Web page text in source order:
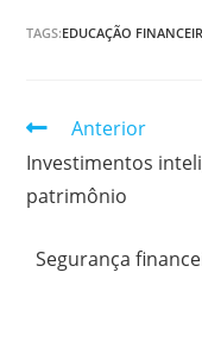
TAGS:EDUCAÇÃO
Continuar
lendo
Anterior
Investimentos
patrimônio
Segurança